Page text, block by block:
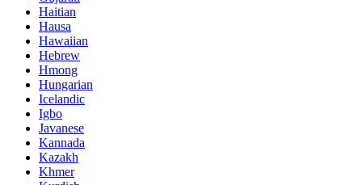
Haitian
Hausa
Hawaiian
Hebrew
Hmong
Hungarian
Icelandic
Igbo
Javanese
Kannada
Kazakh
Khmer